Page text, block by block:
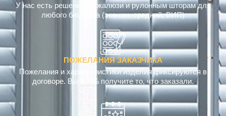
У нас есть решения по жалюзи и рулонным шторам для
любого бюджета (эконом, средний, ВИП)
ПОЖЕЛАНИЯ ЗАКАЗЧИКА
Пожелания и характеристики изделия фиксируются в
договоре. Вы 100% получите то, что заказали.